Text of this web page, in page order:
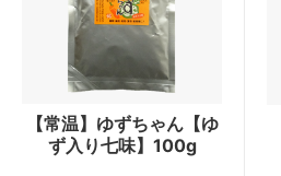
【常温】ゆずちゃん【ゆ
ず入り七味】100g